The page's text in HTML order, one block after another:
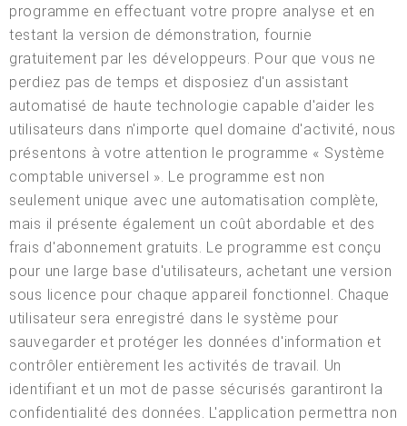
programme en effectuant votre propre analyse et en
testant la version de démonstration, fournie
gratuitement par les développeurs. Pour que vous ne
perdiez pas de temps et disposiez d'un assistant
automatisé de haute technologie capable d'aider les
utilisateurs dans n'importe quel domaine d'activité, nous
présentons à votre attention le programme « Système
comptable universel ». Le programme est non
seulement unique avec une automatisation complète,
mais il présente également un coût abordable et des
frais d'abonnement gratuits. Le programme est conçu
pour une large base d'utilisateurs, achetant une version
sous licence pour chaque appareil fonctionnel. Chaque
utilisateur sera enregistré dans le système pour
sauvegarder et protéger les données d'information et
contrôler entièrement les activités de travail. Un
identifiant et un mot de passe sécurisés garantiront la
confidentialité des données. L'application permettra non